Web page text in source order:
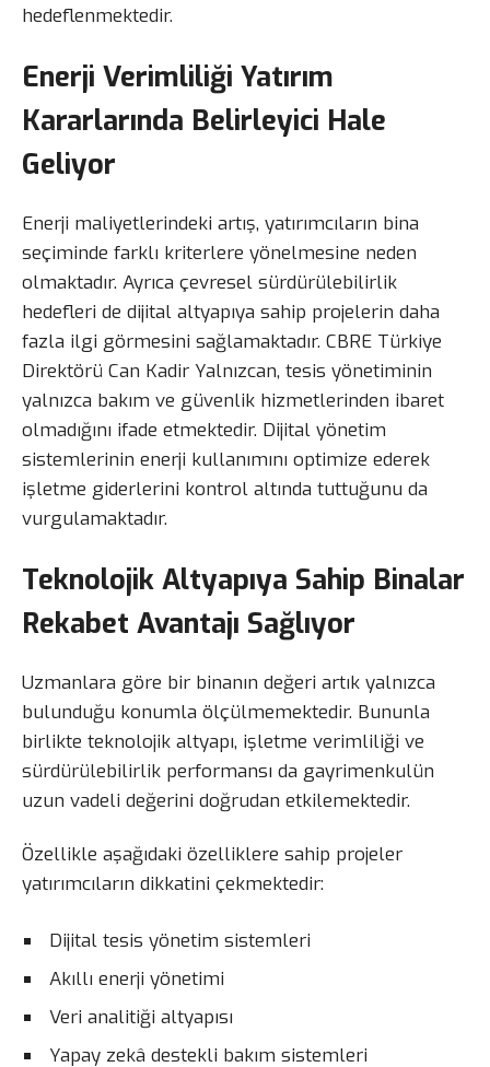
hedeflenmektedir.
Enerji Verimliliği Yatırım
Kararlarında Belirleyici Hale
Geliyor
Enerji maliyetlerindeki artış, yatırımcıların bina
seçiminde farklı kriterlere yönelmesine neden
olmaktadır. Ayrıca çevresel sürdürülebilirlik
hedefleri de dijital altyapıya sahip projelerin daha
fazla ilgi görmesini sağlamaktadır. CBRE Türkiye
Direktörü Can Kadir Yalnızcan, tesis yönetiminin
yalnızca bakım ve güvenlik hizmetlerinden ibaret
olmadığını ifade etmektedir. Dijital yönetim
sistemlerinin enerji kullanımını optimize ederek
işletme giderlerini kontrol altında tuttuğunu da
vurgulamaktadır.
Teknolojik Altyapıya Sahip Binalar
Rekabet Avantajı Sağlıyor
Uzmanlara göre bir binanın değeri artık yalnızca
bulunduğu konumla ölçülmemektedir. Bununla
birlikte teknolojik altyapı, işletme verimliliği ve
sürdürülebilirlik performansı da gayrimenkulün
uzun vadeli değerini doğrudan etkilemektedir.
Özellikle aşağıdaki özelliklere sahip projeler
yatırımcıların dikkatini çekmektedir:
Dijital tesis yönetim sistemleri
Akıllı enerji yönetimi
Veri analitiği altyapısı
Yapay zekâ destekli bakım sistemleri